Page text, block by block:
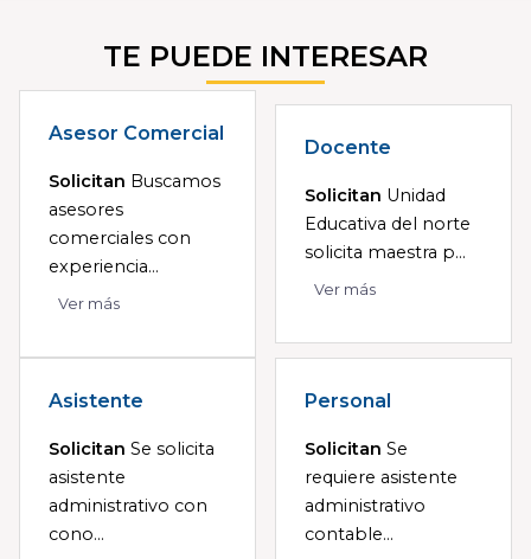
TE PUEDE INTERESAR
Asesor Comercial
Solicitan Buscamos
asesores
comerciales con
experiencia...
Ver más
Docente
Solicitan Unidad
Educativa del norte
solicita maestra p...
Ver más
Asistente
Solicitan Se solicita
asistente
administrativo con
cono...
Personal
Solicitan Se
requiere asistente
administrativo
contable...